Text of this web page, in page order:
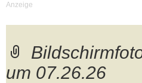
um 07.26.26